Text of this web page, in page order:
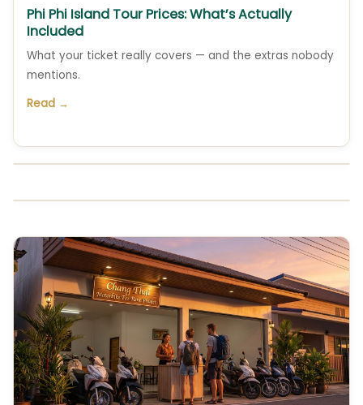
Phi Phi Island Tour Prices: What’s Actually
Included
What your ticket really covers — and the extras nobody
mentions.
Read →